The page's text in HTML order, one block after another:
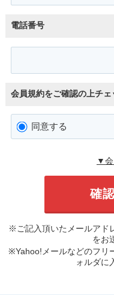
電話番号
会員規約をご確認の上チ
同意する
▼会
※ご記入頂いたメールアド
をお
※Yahoo!メールなどのフリ
ォルダに